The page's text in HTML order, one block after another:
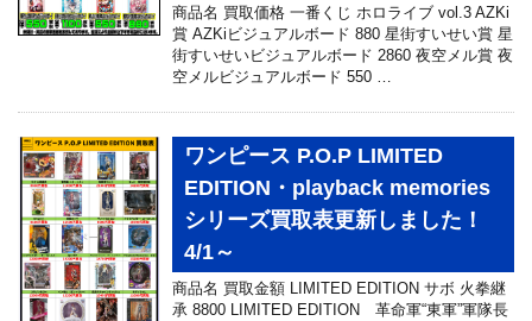
商品名 買取価格 一番くじ ホロライブ vol.3 AZKi
賞 AZKiビジュアルボード 880 星街すいせい賞 星
街すいせいビジュアルボード 2860 夜空メル賞 夜
空メルビジュアルボード 550 …
ワンピース P.O.P LIMITED
EDITION・playback memories
シリーズ買取表更新しました！
4/1～
商品名 買取金額 LIMITED EDITION サボ 火拳継
承 8800 LIMITED EDITION 革命軍“東軍”軍隊長